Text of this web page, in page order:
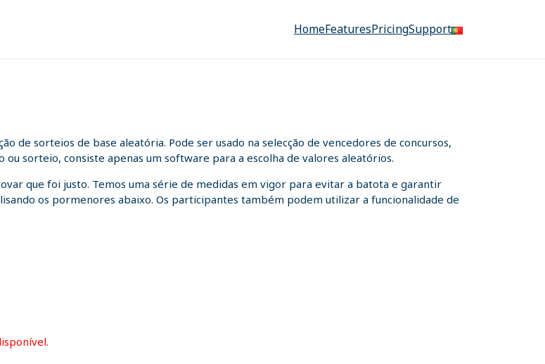
HomeFeaturesPricingSupport
de sorteios de base aleatória. Pode ser usado na selecção de vencedores de concursos,
sorteio, consiste apenas um software para a escolha de valores aleatórios.
que foi justo. Temos uma série de medidas em vigor para evitar a batota e garantir
os pormenores abaixo. Os participantes também podem utilizar a funcionalidade de